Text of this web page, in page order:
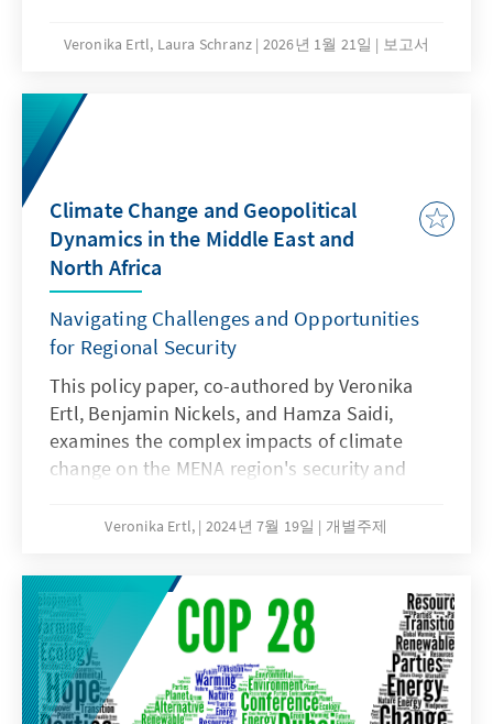
ihrer Unterstützung für Jordanien möchte die
stabilisierenden Rolle in der Region stärken
und entsprechend zur internen Stabilität des
Landes beitragen, insbesondere durch die
die vertiefte Partnerschaft außerdem eine
Gelegenheit, sich im Kontext der zunehmend
unberechenbaren US-Außenpolitik als
verlässlicher Partner und Akteur im Nahen
Osten zu profilieren.
Veronika Ertl, Laura Schranz 2026년 1월 21일 보고서
Climate Change and Geopolitical
Dynamics in the Middle East and
North Africa
Navigating Challenges and Opportunities
for Regional Security
This policy paper, co-authored by Veronika
Ertl, Benjamin Nickels, and Hamza Saidi,
examines the complex impacts of climate
change on the MENA region's security and
recommendations for inclusive climate
communication to address these challenges
and enhance resilience.
Veronika Ertl, 2024년 7월 19일 개별주제